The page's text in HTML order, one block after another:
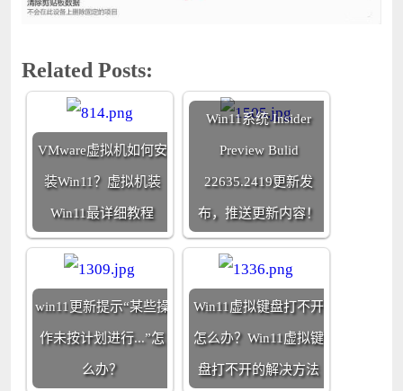
Related Posts:
VMware虚拟机如何安
装Win11？虚拟机装
Win11最详细教程
Win11系统 Insider
Preview Bulid
22635.2419更新发
布，推送更新内容！
win11更新提示“某些操
作未按计划进行...”怎
么办？
Win11虚拟键盘打不开
怎么办？Win11虚拟键
盘打不开的解决方法